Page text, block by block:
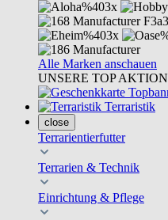
Alle Marken anschauen
UNSERE TOP AKTION
Terraristik
close
Terrarientierfutter
Terrarien & Technik
Einrichtung & Pflege